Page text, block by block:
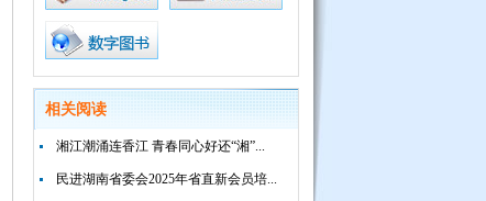
相关阅读
湘江潮涌连香江 青春同心好还“湘”...
民进湖南省委会2025年省直新会员培...